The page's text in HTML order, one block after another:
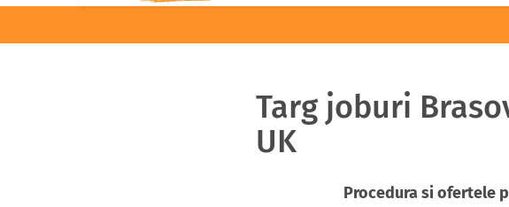
Targ joburi
UK
Procedura si ofertele